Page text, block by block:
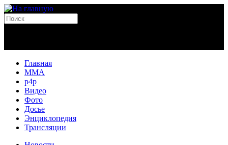
Главная
MMA
p4p
Видео
Фото
Досье
Энциклопедия
Трансляции